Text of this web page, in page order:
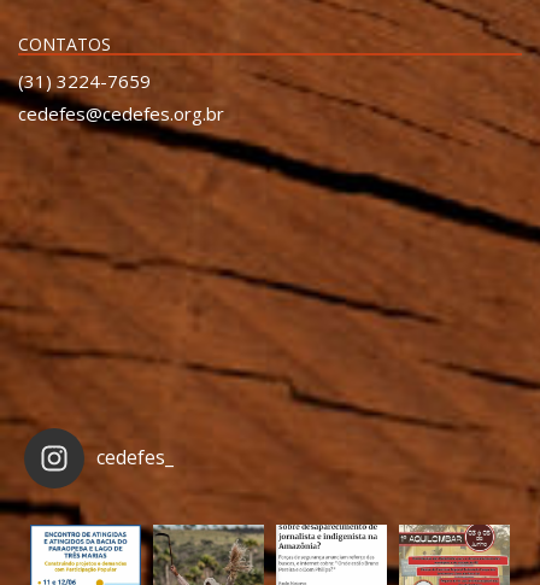
CONTATOS
(31) 3224-7659
cedefes@cedefes.org.br
cedefes_